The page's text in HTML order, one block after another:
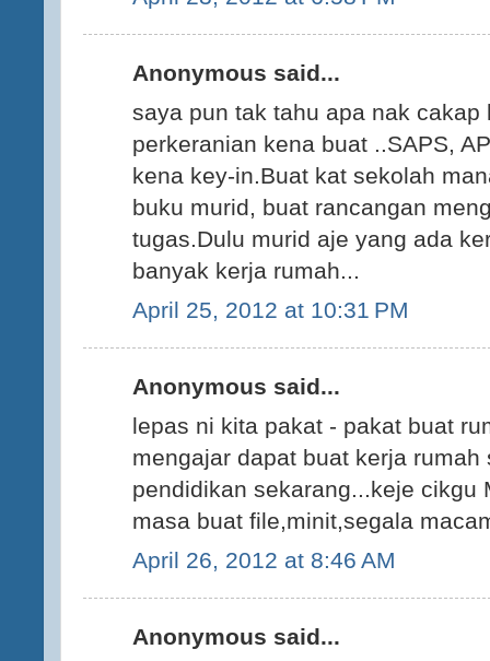
Anonymous said...
saya pun tak tahu apa nak
perkeranian kena buat ..SAPS,
kena key-in.Buat kat sekolah
buku murid, buat rancangan
tugas.Dulu murid aje yang ada
banyak kerja rumah...
April 25, 2012 at 10:31 PM
Anonymous said...
lepas ni kita pakat - pakat buat
mengajar dapat buat kerja
pendidikan sekarang...keje cikgu
masa buat file,minit,segala
April 26, 2012 at 8:46 AM
Anonymous said...